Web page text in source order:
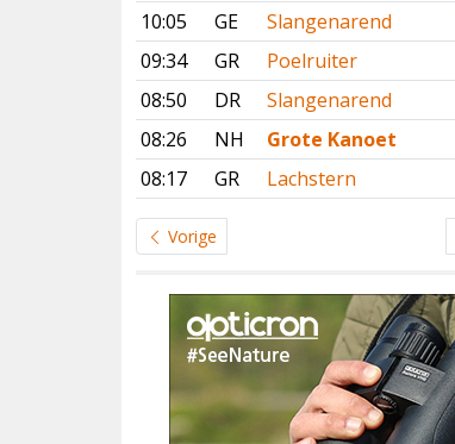
10:05
GE
Slangenarend
09:34
GR
Poelruiter
08:50
DR
Slangenarend
08:26
NH
Grote Kanoet
08:17
GR Lachstern
Vorige